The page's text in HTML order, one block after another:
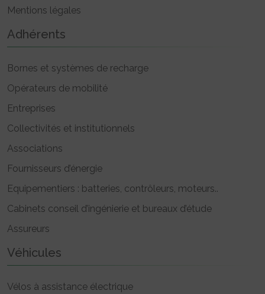
Mentions légales
Adhérents
Bornes et systèmes de recharge
Opérateurs de mobilité
Entreprises
Collectivités et institutionnels
Associations
Fournisseurs d’énergie
Equipementiers : batteries, contrôleurs, moteurs..
Cabinets conseil d’ingénierie et bureaux d’étude
Assureurs
Véhicules
Vélos à assistance électrique